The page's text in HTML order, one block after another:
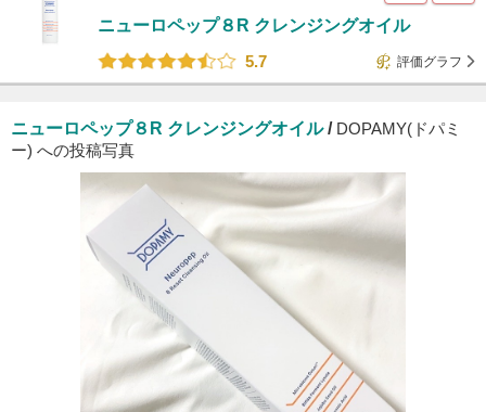
ニューロペップ８R クレンジングオイル
5.7
評価グラフ
ニューロペップ８R クレンジングオイル/ DOPAMY(ドパミ
ー) への投稿写真